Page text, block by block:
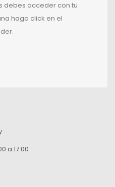
debes acceder con tu
haga click en el
a 17:00